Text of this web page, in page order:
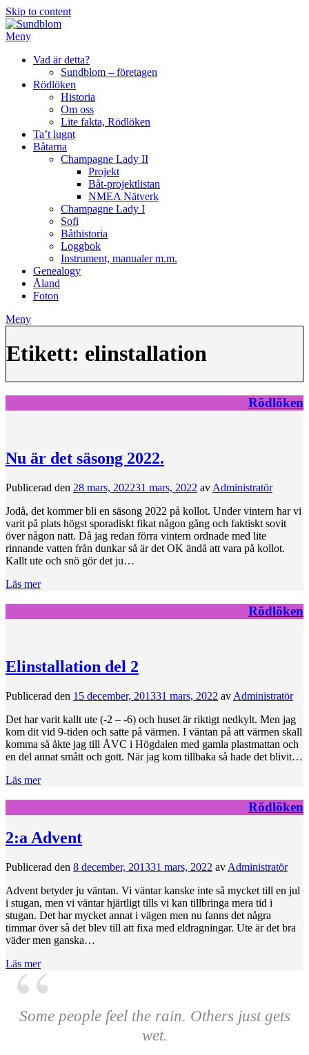
Skip to content
Meny
Vad är detta?
Sundblom – företagen
Rödlöken
Historia
Om oss
Lite fakta, Rödlöken
Ta’t lugnt
Båtarna
Champagne Lady II
Projekt
Båt-projektlistan
NMEA Nätverk
Champagne Lady I
Sofi
Båthistoria
Loggbok
Instrument, manualer m.m.
Genealogy
Åland
Foton
Meny
Etikett: elinstallation
Rödlöken
Nu är det säsong 2022.
Publicerad den 28 mars, 202231 mars, 2022 av Administratör
Jodå, det kommer bli en säsong 2022 på kollot. Under vintern har vi
varit på plats högst sporadiskt fikat någon gång och faktiskt sovit
över någon natt. Då jag redan förra vintern ordnade med lite
rinnande vatten från dunkar så är det OK ändå att vara på kollot.
Kallt ute och snö gör det ju…
Läs mer
Rödlöken
Elinstallation del 2
Publicerad den 15 december, 201331 mars, 2022 av Administratör
Det har varit kallt ute (-2 – -6) och huset är riktigt nedkylt. Men jag
kom dit vid 9-tiden och satte på värmen. I väntan på att värmen skall
komma så åkte jag till ÅVC i Högdalen med gamla plastmattan och
en del annat smått och gott. När jag kom tillbaka så hade det blivit…
Läs mer
Rödlöken
2:a Advent
Publicerad den 8 december, 201331 mars, 2022 av Administratör
Advent betyder ju väntan. Vi väntar kanske inte så mycket till en jul
i stugan, men vi väntar hjärtligt tills vi kan tillbringa mera tid i
stugan. Det har mycket annat i vägen men nu fanns det några
timmar över så det blev till att fixa med eldragningar. Ute är det bra
väder men ganska…
Läs mer
Some people feel the rain. Others just gets
wet.